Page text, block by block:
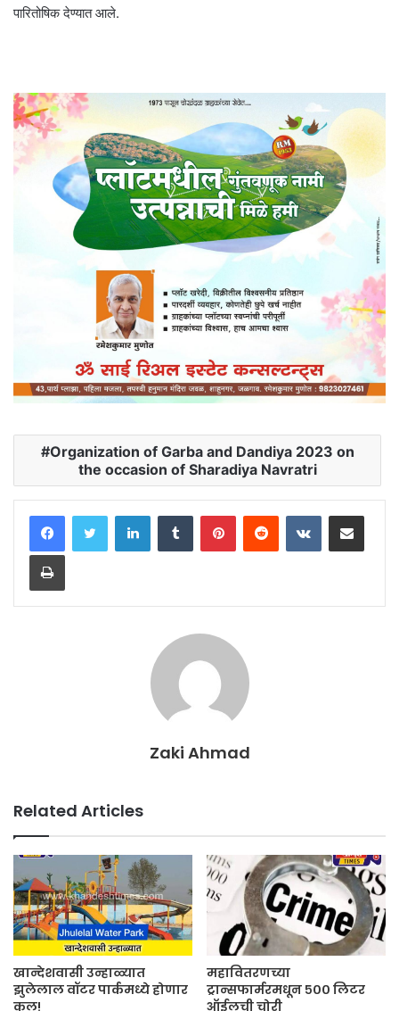
पारितोषिक देण्यात आले.
Organization of Garba and Dandiya 2023 on
the occasion of Sharadiya Navratri
LinkedInTumblr PinterestReddit VKontakteShare via Email
Print
Zaki Ahmad
Related Articles
खान्देशवासी उन्हाळ्यात
झुलेलाल वॉटर पार्कमध्ये होणार
कुल!
महावितरणच्या
ट्रान्सफार्मरमधून ५०० लिटर
ऑईलची चोरी